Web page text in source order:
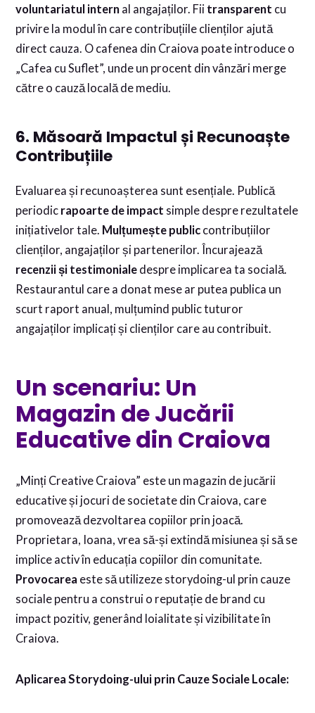
voluntariatul intern al angajaților. Fii transparent cu
privire la modul în care contribuțiile clienților ajută
direct cauza. O cafenea din Craiova poate introduce o
„Cafea cu Suflet”, unde un procent din vânzări merge
către o cauză locală de mediu.
6. Măsoară Impactul și Recunoaște
Contribuțiile
Evaluarea și recunoașterea sunt esențiale. Publică
periodic rapoarte de impact simple despre rezultatele
inițiativelor tale. Mulțumește public contribuțiilor
clienților, angajaților și partenerilor. Încurajează
recenzii și testimoniale despre implicarea ta socială.
Restaurantul care a donat mese ar putea publica un
scurt raport anual, mulțumind public tuturor
angajaților implicați și clienților care au contribuit.
Un scenariu: Un
Magazin de Jucării
Educative din Craiova
„Minți Creative Craiova” este un magazin de jucării
educative și jocuri de societate din Craiova, care
promovează dezvoltarea copiilor prin joacă.
Proprietara, Ioana, vrea să-și extindă misiunea și să se
implice activ în educația copiilor din comunitate.
Provocarea este să utilizeze storydoing-ul prin cauze
sociale pentru a construi o reputație de brand cu
impact pozitiv, generând loialitate și vizibilitate în
Craiova.
Aplicarea Storydoing-ului prin Cauze Sociale Locale: